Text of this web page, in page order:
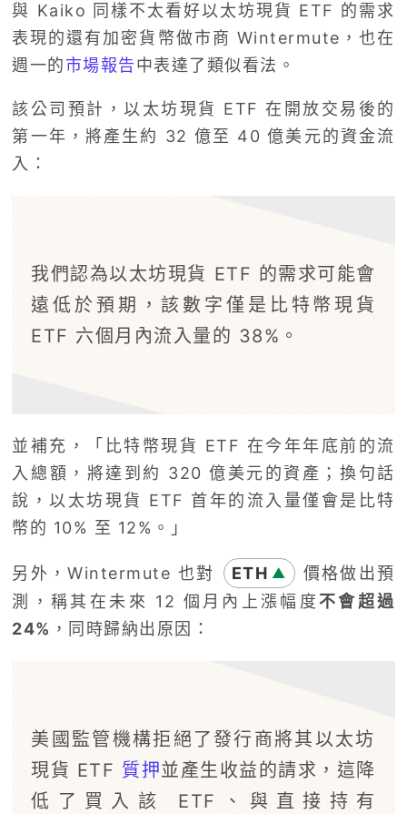
與 Kaiko 同樣不太看好以太坊現貨 ETF 的需求
表現的還有加密貨幣做市商 Wintermute，也在
週一的市場報告中表達了類似看法。
該公司預計，以太坊現貨 ETF 在開放交易後的
第一年，將產生約 32 億至 40 億美元的資金流
入：
我們認為以太坊現貨 ETF 的需求可能會
遠低於預期，該數字僅是比特幣現貨
ETF 六個月內流入量的 38%。
並補充，「比特幣現貨 ETF 在今年年底前的流
入總額，將達到約 320 億美元的資產；換句話
說，以太坊現貨 ETF 首年的流入量僅會是比特
幣的 10% 至 12%。」
另外，Wintermute 也對 ETH ▲
價格做出預
測，稱其在未來 12 個月內上漲幅度 不會超過
24% ，同時歸納出原因：
美國監管機構拒絕了發行商將其以太坊
現貨 ETF 質押並產生收益的請求，這降
低了買入該 ETF、與直接持有